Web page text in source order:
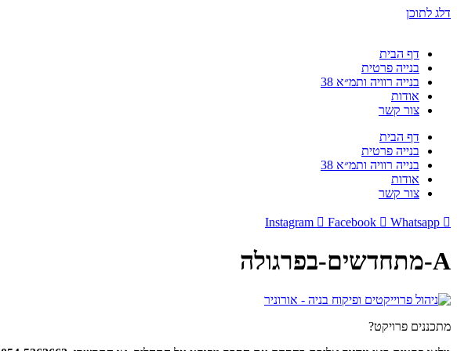
דלג לתוכן
דף הבית
בנייה פרטית
בנייה רוויה ותמ״א 38
אודות
צור קשר
דף הבית
בנייה פרטית
בנייה רוויה ותמ״א 38
אודות
צור קשר
Instagram Facebook Whatsapp
A-מתחדשים-בפרגולה
מתכננים פרויקט?